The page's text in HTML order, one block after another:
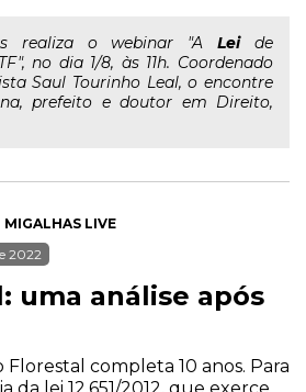
realiza o webinar "ALeide
no dia 1/8, às 11h. Coordenado
Saul Tourinho Leal, o encontre
prefeito e doutor em Direito,
MIGALHAS LIVE
2022
uma análise após
Florestal completa 10 anos. Para